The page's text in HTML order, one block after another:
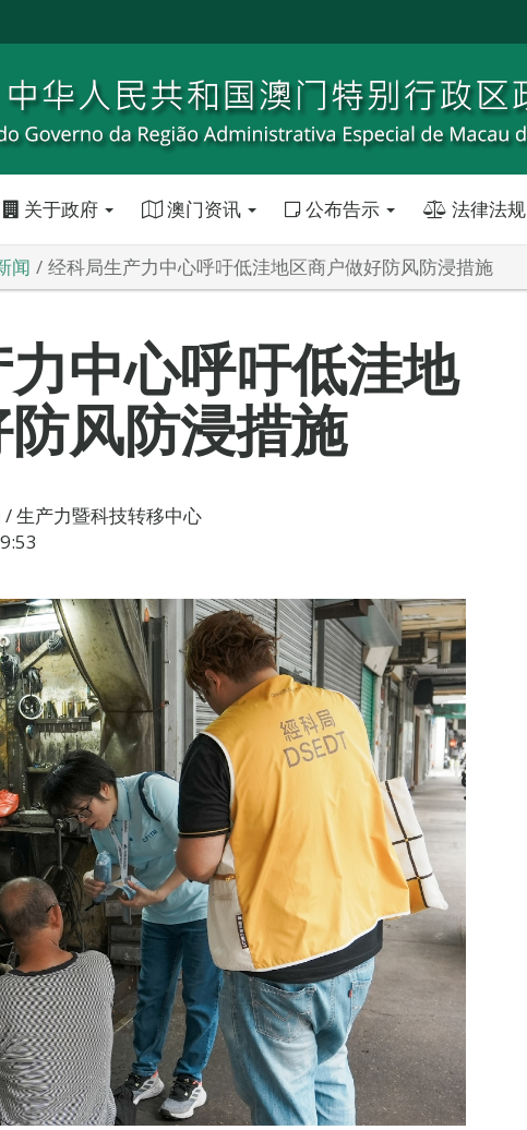
关于政府 澳门资讯 公布告示 法律法规
闻 经科局生产力中心呼吁低洼地区商户做好防风防浸措施
中心呼吁低洼地
风防浸措施
生产力暨科技转移中心